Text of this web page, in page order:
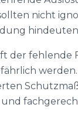
nicht
der fehlende